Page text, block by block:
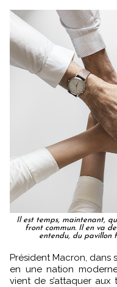
Il est temps, maintenant,
front commun. Il en va
entendu, du pavillon
Président Macron, dans sa boulimie de transformer le pays
en une nation
vient de s’attaquer aux